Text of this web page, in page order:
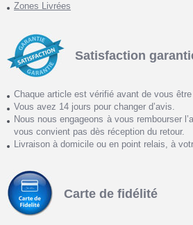
Zones Livrées
Satisfaction
Chaque article est vérifié avant de vous
Vous avez 14 jours pour changer d’avis.
Nous nous engageons à vous rembourser
vous convient pas dès réception du retour.
Livraison à domicile ou en point relais, à
Carte de fidélité